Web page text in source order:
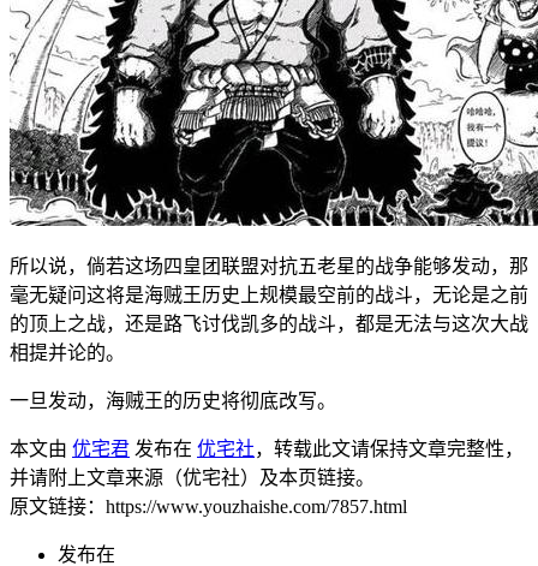
所以说，倘若这场四皇团联盟对抗五老星的战争能够发动，那
毫无疑问这将是海贼王历史上规模最空前的战斗，无论是之前
的顶上之战，还是路飞讨伐凯多的战斗，都是无法与这次大战
相提并论的。
一旦发动，海贼王的历史将彻底改写。
本文由 优宅君 发布在 优宅社，转载此文请保持文章完整性，
并请附上文章来源（优宅社）及本页链接。
原文链接：https://www.youzhaishe.com/7857.html
发布在